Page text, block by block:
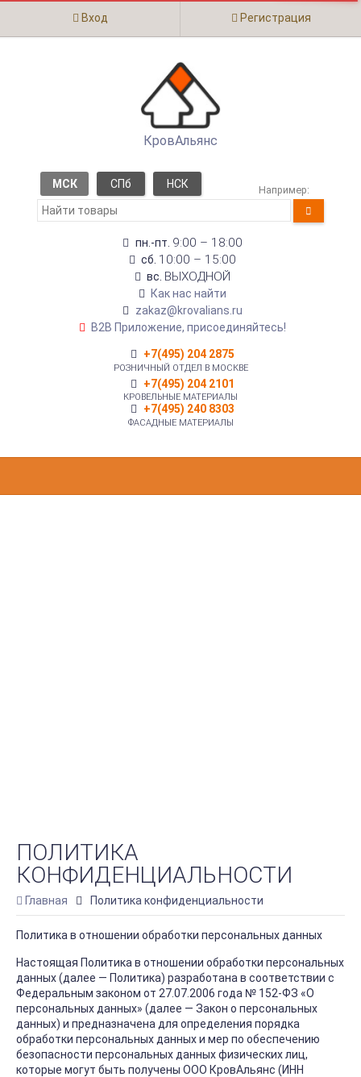
Вход Регистрация
КровАльянс
МСК СПб НСК Например:
пн.-пт. 9:00 – 18:00
сб. 10:00 – 15:00
вс. ВЫХОДНОЙ
Как нас найти
zakaz@krovalians.ru
B2B Приложение, присоединяйтесь!
+7(495) 204 2875
РОЗНИЧНЫЙ ОТДЕЛ В МОСКВЕ
+7(495) 204 2101
КРОВЕЛЬНЫЕ МАТЕРИАЛЫ
+7(495) 240 8303
ФАСАДНЫЕ МАТЕРИАЛЫ
ПОЛИТИКА
КОНФИДЕНЦИАЛЬНОСТИ
Главная Политика конфиденциальности
Политика в отношении обработки персональных данных
Настоящая Политика в отношении обработки персональных
данных (далее — Политика) разработана в соответствии с
Федеральным законом от 27.07.2006 года № 152-ФЗ «О
персональных данных» (далее — Закон о персональных
данных) и предназначена для определения порядка
обработки персональных данных и мер по обеспечению
безопасности персональных данных физических лиц,
которые могут быть получены ООО КровАльянс (ИНН